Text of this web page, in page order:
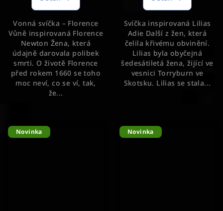
Vonná svíčka – Florence
Vůně inspirovaná Florence
Newton Žena, která
údajně darovala polibek
smrti. O životě Florence
před rokem 1660 se toho
moc neví, co se ví, tak,
že...
z
5
hvězdiček.
Svíčka inspirovaná Lilias
Adie Další z žen, která
čelila křivému obvinění.
Lilias byla obyčejná
šedesátiletá žena, žijící ve
vesnici Torryburn ve
Skotsku. Lilias se stala...
Novinka Novinka